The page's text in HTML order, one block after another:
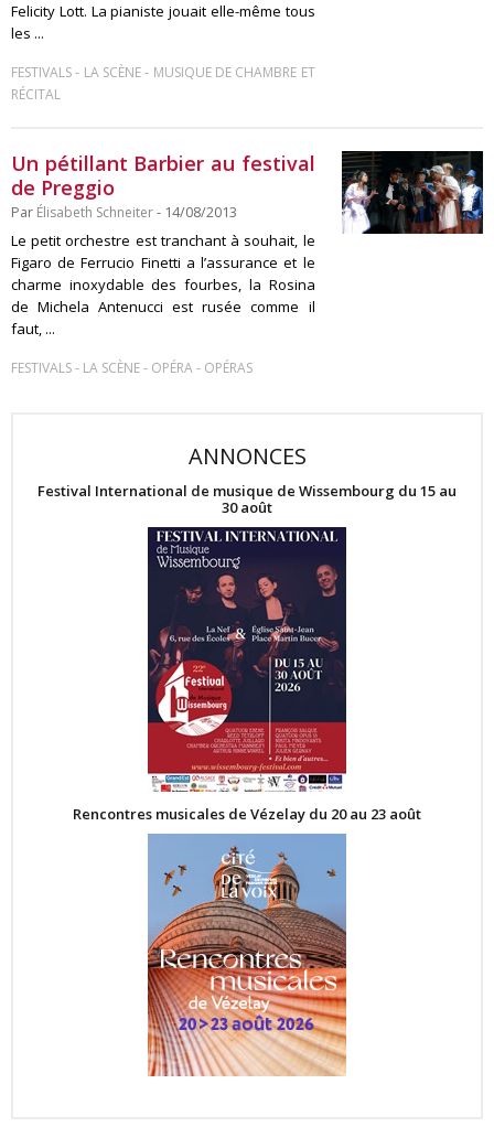
Felicity Lott. La pianiste jouait elle-même tous
les ...
FESTIVALS- LA SCÈNE- MUSIQUE DE CHAMBRE ET
RÉCITAL
Un pétillant Barbier au festival
de Preggio
Par Élisabeth Schneiter- 14/08/2013
Le petit orchestre est tranchant à souhait, le
Figaro de Ferrucio Finetti a l’assurance et le
charme inoxydable des fourbes, la Rosina
de Michela Antenucci est rusée comme il
faut, ...
FESTIVALS- LA SCÈNE- OPÉRA- OPÉRAS
ANNONCES
Festival International de musique de Wissembourg du 15 au
30 août
Rencontres musicales de Vézelay du 20 au 23 août